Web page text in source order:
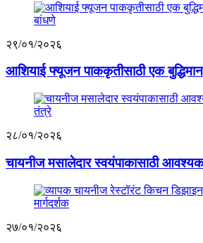
२९/०१/२०२६
आशियाई फ्यूजन पाककृतीसाठी एक
२८/०१/२०२६
चायनीज मसालेदार स्वयंपाकासाठी
२७/०१/२०२६